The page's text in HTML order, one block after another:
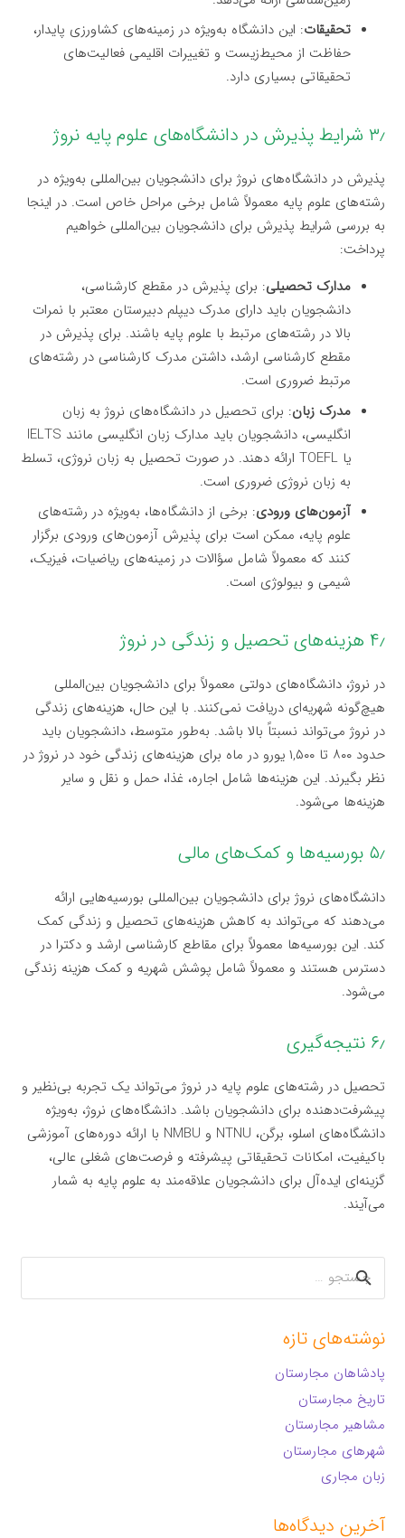
تحقیقات: این دانشگاه به‌ویژه در زمینه‌های کشاورزی پایدار،
حفاظت از محیط‌زیست و تغییرات اقلیمی فعالیت‌های
تحقیقاتی بسیاری دارد.
۳٫ شرایط پذیرش در دانشگاه‌های علوم پایه نروژ
پذیرش در دانشگاه‌های نروژ برای دانشجویان بین‌المللی به‌ویژه در
رشته‌های علوم پایه معمولاً شامل برخی مراحل خاص است. در اینجا
به بررسی شرایط پذیرش برای دانشجویان بین‌المللی خواهیم
پرداخت:
مدارک تحصیلی: برای پذیرش در مقطع کارشناسی،
دانشجویان باید دارای مدرک دیپلم دبیرستان معتبر با نمرات
بالا در رشته‌های مرتبط با علوم پایه باشند. برای پذیرش در
مقطع کارشناسی ارشد، داشتن مدرک کارشناسی در رشته‌های
مرتبط ضروری است.
مدرک زبان: برای تحصیل در دانشگاه‌های نروژ به زبان
انگلیسی، دانشجویان باید مدارک زبان انگلیسی مانند IELTS
یا TOEFL ارائه دهند. در صورت تحصیل به زبان نروژی، تسلط
به زبان نروژی ضروری است.
آزمون‌های ورودی: برخی از دانشگاه‌ها، به‌ویژه در رشته‌های
علوم پایه، ممکن است برای پذیرش آزمون‌های ورودی برگزار
کنند که معمولاً شامل سؤالات در زمینه‌های ریاضیات، فیزیک،
شیمی و بیولوژی است.
۴٫ هزینه‌های تحصیل و زندگی در نروژ
در نروژ، دانشگاه‌های دولتی معمولاً برای دانشجویان بین‌المللی
هیچ‌گونه شهریه‌ای دریافت نمی‌کنند. با این حال، هزینه‌های زندگی
در نروژ می‌تواند نسبتاً بالا باشد. به‌طور متوسط، دانشجویان باید
حدود ۸۰۰ تا ۱,۵۰۰ یورو در ماه برای هزینه‌های زندگی خود در نروژ در
نظر بگیرند. این هزینه‌ها شامل اجاره، غذا، حمل و نقل و سایر
هزینه‌ها می‌شود.
۵٫ بورسیه‌ها و کمک‌های مالی
دانشگاه‌های نروژ برای دانشجویان بین‌المللی بورسیه‌هایی ارائه
می‌دهند که می‌تواند به کاهش هزینه‌های تحصیل و زندگی کمک
کند. این بورسیه‌ها معمولاً برای مقاطع کارشناسی ارشد و دکترا در
دسترس هستند و معمولاً شامل پوشش شهریه و کمک هزینه زندگی
می‌شود.
۶٫ نتیجه‌گیری
تحصیل در رشته‌های علوم پایه در نروژ می‌تواند یک تجربه بی‌نظیر و
پیشرفت‌دهنده برای دانشجویان باشد. دانشگاه‌های نروژ، به‌ویژه
دانشگاه‌های اسلو، برگن، NTNU و NMBU با ارائه دوره‌های آموزشی
باکیفیت، امکانات تحقیقاتی پیشرفته و فرصت‌های شغلی عالی،
گزینه‌ای ایده‌آل برای دانشجویان علاقه‌مند به علوم پایه به شمار
می‌آیند.
جستجو
برای:
نوشته‌های تازه
پادشاهان مجارستان
تاریخ مجارستان
مشاهیر مجارستان
شهرهای مجارستان
زبان مجاری
آخرین دیدگاه‌ها